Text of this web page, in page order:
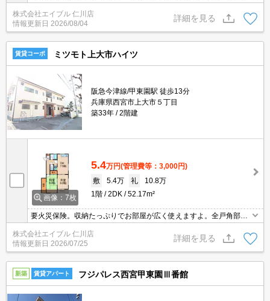
戸建。駐車場1台分無料。駐車場は敷地内。全居室に収納スペース
あり。サポートシステム加入要1,100円/月。
株式会社エイブル 仁川店
情報更新日 2026/08/04
詳細を見る
賃貸コーポ ミツモト上大市ハイツ
阪急今津線/甲東園駅 徒歩13分
兵庫県西宮市上大市５丁目
築33年
2階建
画像：7枚
5.4万円(管理費等：3,000円)
敷
5.4万 礼
10.8万
1階
2DK 52.17m²
要火災保険。収納たっぷりでお部屋が広く使えますよ。全戸角部
屋。3口ガスコンロ付。南向きで日当り良好。バス・トイレ別。温
水洗浄便座付き。TVインターホン付き。クローゼット付。バルコニ
ー。室内洗濯機置場。
株式会社エイブル 仁川店
情報更新日 2026/07/25
詳細を見る
新築 賃貸アパート フジパレス西宮甲東園Ⅲ番館